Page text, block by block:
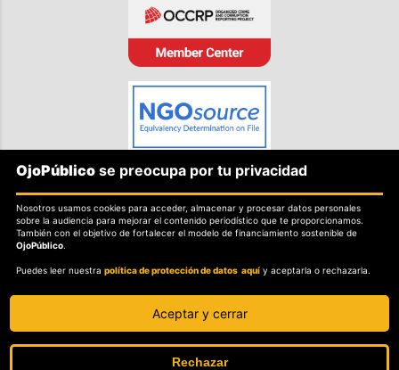
SOBRE OJOPÚBLICO
Nosotros.
Misión, visión y valores.
Política de protección de datos personales.
Sobre el secreto profesional y periodístico.
OjoPúblico se preocupa por tu privacidad
Nosotros usamos cookies para acceder, almacenar y procesar datos personales
sobre la audiencia para mejorar el contenido periodístico que te proporcionamos.
También con el objetivo de fortalecer el modelo de financiamiento sostenible de
OjoPúblico.
Puedes leer nuestrapolítica de protección de datos aquí y aceptarla o rechazarla.
Aceptar y cerrar
Rechazar